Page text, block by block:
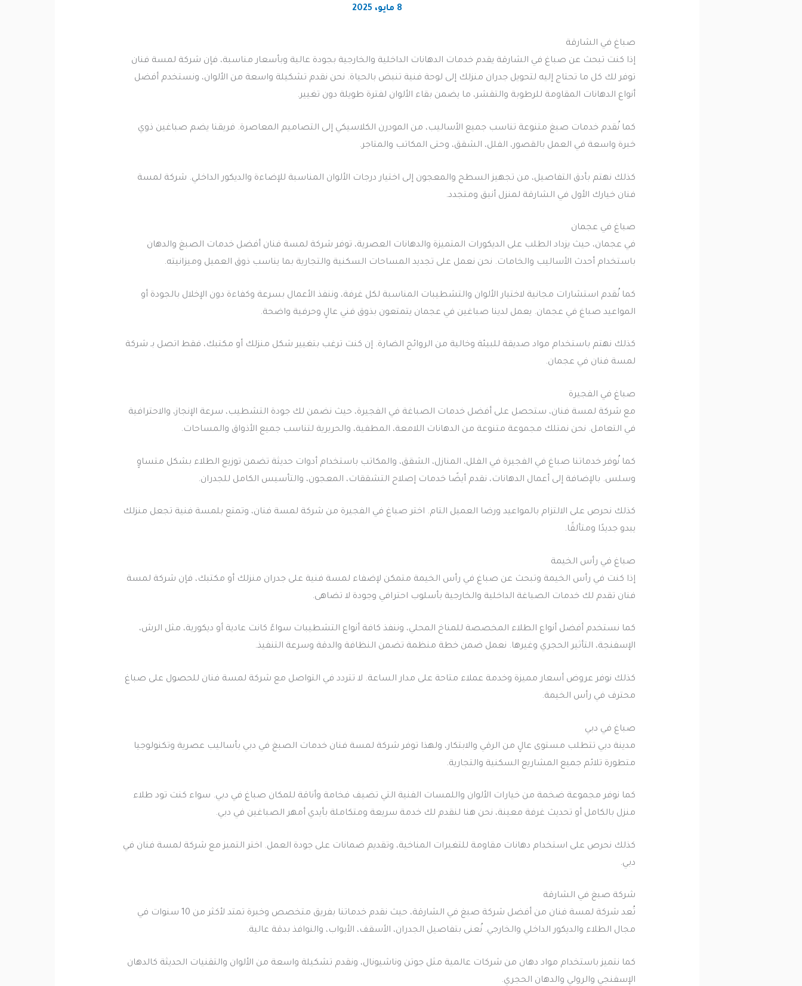
8 مايو، 2025
صباغ في الشارقة
إذا كنت تبحث عن صباغ في الشارقة يقدم خدمات الدهانات الداخلية والخارجية بجودة عالية وبأسعار مناسبة، فإن شركة لمسة فنان
توفر لك كل ما تحتاج إليه لتحويل جدران منزلك إلى لوحة فنية تنبض بالحياة. نحن نقدم تشكيلة واسعة من الألوان، ونستخدم أفضل
أنواع الدهانات المقاومة للرطوبة والتقشر، ما يضمن بقاء الألوان لفترة طويلة دون تغيير.
كما نُقدم خدمات صبغ متنوعة تناسب جميع الأساليب، من المودرن الكلاسيكي إلى التصاميم المعاصرة. فريقنا يضم صباغين ذوي
خبرة واسعة في العمل بالقصور، الفلل، الشقق، وحتى المكاتب والمتاجر.
كذلك نهتم بأدق التفاصيل، من تجهيز السطح والمعجون إلى اختيار درجات الألوان المناسبة للإضاءة والديكور الداخلي. شركة لمسة
فنان خيارك الأول في الشارقة لمنزل أنيق ومتجدد.
صباغ في عجمان
في عجمان، حيث يزداد الطلب على الديكورات المتميزة والدهانات العصرية، توفر شركة لمسة فنان أفضل خدمات الصبغ والدهان
باستخدام أحدث الأساليب والخامات. نحن نعمل على تجديد المساحات السكنية والتجارية بما يناسب ذوق العميل وميزانيته.
كما نُقدم استشارات مجانية لاختيار الألوان والتشطيبات المناسبة لكل غرفة، وننفذ الأعمال بسرعة وكفاءة دون الإخلال بالجودة أو
المواعيد صباغ في عجمان. يعمل لدينا صباغين في عجمان يتمتعون بذوق فني عالٍ وحرفية واضحة.
كذلك نهتم باستخدام مواد صديقة للبيئة وخالية من الروائح الضارة. إن كنت ترغب بتغيير شكل منزلك أو مكتبك، فقط اتصل بـ شركة
لمسة فنان في عجمان.
صباغ في الفجيرة
مع شركة لمسة فنان، ستحصل على أفضل خدمات الصباغة في الفجيرة، حيث نضمن لك جودة التشطيب، سرعة الإنجاز، والاحترافية
في التعامل. نحن نمتلك مجموعة متنوعة من الدهانات اللامعة، المطفية، والحريرية لتناسب جميع الأذواق والمساحات.
كما نُوفر خدماتنا صباغ في الفجيرة في الفلل، المنازل، الشقق، والمكاتب باستخدام أدوات حديثة تضمن توزيع الطلاء بشكل متساوٍ
وسلس. بالإضافة إلى أعمال الدهانات، نقدم أيضًا خدمات إصلاح التشققات، المعجون، والتأسيس الكامل للجدران.
كذلك نحرص على الالتزام بالمواعيد ورضا العميل التام. اختر صباغ في الفجيرة من شركة لمسة فنان، وتمتع بلمسة فنية تجعل منزلك
يبدو جديدًا ومتألقًا.
صباغ في رأس الخيمة
إذا كنت في رأس الخيمة وتبحث عن صباغ في رأس الخيمة متمكن لإضفاء لمسة فنية على جدران منزلك أو مكتبك، فإن شركة لمسة
فنان تقدم لك خدمات الصباغة الداخلية والخارجية بأسلوب احترافي وجودة لا تضاهى.
كما نستخدم أفضل أنواع الطلاء المخصصة للمناخ المحلي، وننفذ كافة أنواع التشطيبات سواءً كانت عادية أو ديكورية، مثل الرش،
الإسفنجة، التأثير الحجري وغيرها. نعمل ضمن خطة منظمة تضمن النظافة والدقة وسرعة التنفيذ.
كذلك نوفر عروض أسعار مميزة وخدمة عملاء متاحة على مدار الساعة. لا تتردد في التواصل مع شركة لمسة فنان للحصول على صباغ
محترف في رأس الخيمة.
صباغ في دبي
مدينة دبي تتطلب مستوى عالٍ من الرقي والابتكار، ولهذا توفر شركة لمسة فنان خدمات الصبغ في دبي بأساليب عصرية وتكنولوجيا
متطورة تلائم جميع المشاريع السكنية والتجارية.
كما نوفر مجموعة ضخمة من خيارات الألوان واللمسات الفنية التي تضيف فخامة وأناقة للمكان صباغ في دبي. سواء كنت تود طلاء
منزل بالكامل أو تحديث غرفة معينة، نحن هنا لنقدم لك خدمة سريعة ومتكاملة بأيدي أمهر الصباغين في دبي.
كذلك نحرص على استخدام دهانات مقاومة للتغيرات المناخية، وتقديم ضمانات على جودة العمل. اختر التميز مع شركة لمسة فنان في
دبي.
شركة صبغ في الشارقة
تُعد شركة لمسة فنان من أفضل شركة صبغ في الشارقة، حيث نقدم خدماتنا بفريق متخصص وخبرة تمتد لأكثر من 10 سنوات في
مجال الطلاء والديكور الداخلي والخارجي. نُعنى بتفاصيل الجدران، الأسقف، الأبواب، والنوافذ بدقة عالية.
كما نتميز باستخدام مواد دهان من شركات عالمية مثل جوتن وناشيونال، ونقدم تشكيلة واسعة من الألوان والتقنيات الحديثة كالدهان
الإسفنجي والرولي والدهان الحجري.